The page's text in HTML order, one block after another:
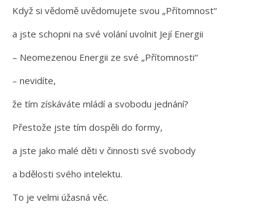
Když si vědomě uvědomujete svou „Přítomnost“
a jste schopni na své volání uvolnit Její Energii
– Neomezenou Energii ze své „Přítomnosti“
– nevidíte,
že tím získáváte mládí a svobodu jednání?
Přestože jste tím dospěli do formy,
a jste jako malé děti v činnosti své svobody
a bdělosti svého intelektu.
To je velmi úžasná věc.